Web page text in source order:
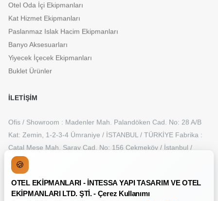
Otel Oda İçi Ekipmanları
Kat Hizmet Ekipmanları
Paslanmaz Islak Hacim Ekipmanları
Banyo Aksesuarları
Yiyecek İçecek Ekipmanları
Buklet Ürünler
İLETİŞİM
Ofis / Showroom : Madenler Mah. Palandöken Cad. No: 28 A/B
Kat: Zemin, 1-2-3-4 Ümraniye / İSTANBUL / TÜRKİYE Fabrika :
Çatal Meşe Mah. Saray Cad. No: 156 Çekmeköy / İstanbul /
TÜRKİYE
+90 216 315 50 55
info@intessa.com.tr
🍪
OTEL EKİPMANLARI - İNTESSA YAPI TASARIM VE OTEL
EKİPMANLARI LTD. ŞTİ. - Çerez Kullanımı